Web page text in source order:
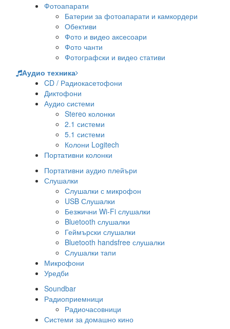
Фотоапарати
Батерии за фотоапарати и камкордери
Обективи
Фото и видео аксесоари
Фото чанти
Фотографски и видео стативи
Аудио техника
CD / Радиокасетофони
Диктофони
Аудио системи
Stereo колонки
2.1 системи
5.1 системи
Колони Logitech
Портативни колонки
Портативни аудио плейъри
Слушалки
Слушалки с микрофон
USB Слушалки
Безжични Wi-Fi слушалки
Bluetooth слушалки
Геймърски слушалки
Bluetooth handsfree слушалки
Слушалки тапи
Микрофони
Уредби
Soundbar
Радиоприемници
Радиочасовници
Системи за домашно кино